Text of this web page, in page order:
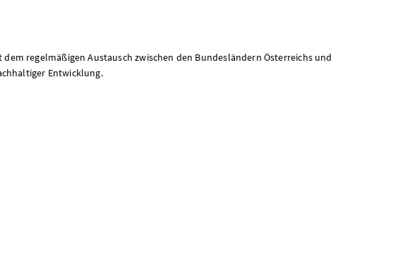
regelmäßigen Austausch zwischen den Bundesländern Österreichs und
Entwicklung.